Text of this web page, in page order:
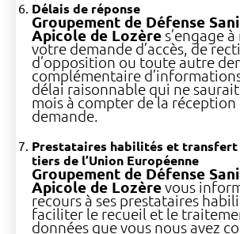
Délais de réponse
Groupement de Défense
Apicole de Lozère s’engage
votre demande d’accès, de
d’opposition ou toute autre
complémentaire
délai raisonnable qui ne saurait
mois à compter de la
demande.
Prestataires habilités et transfert
tiers de l’Union Européenne
Groupement de Défense
Apicole de Lozèrevous
recours à ses prestataires
faciliter le recueil et le
données que vous nous avez